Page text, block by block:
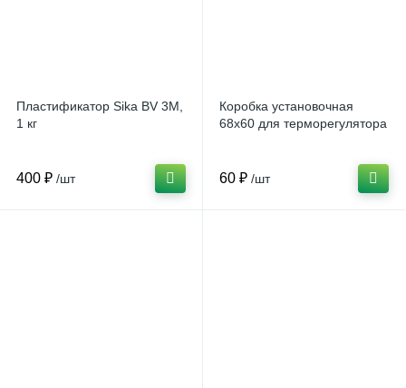
Пластификатор Sika BV 3M,
1 кг
400 ₽ /шт
Коробка установочная
68х60 для терморегулятора
60 ₽ /шт